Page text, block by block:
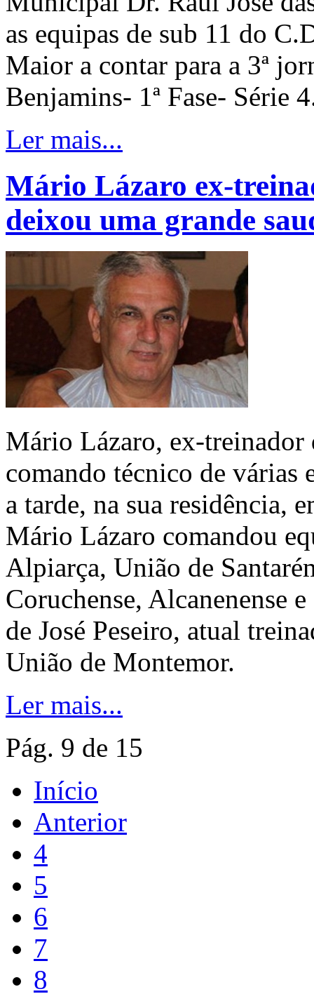
as equipas de sub 11 do
Maior a contar para a 3ª
Benjamins- 1ª Fase- Série
Ler mais...
Mário Lázaro ex-
deixou uma grande
Mário Lázaro, ex-treinador
comando técnico de várias
a tarde, na sua residência,
Mário Lázaro comandou
Alpiarça, União de
Coruchense, Alcanenense
de José Peseiro, atual
União de Montemor.
Ler mais...
Pág. 9 de 15
Início
Anterior
4
5
6
7
8